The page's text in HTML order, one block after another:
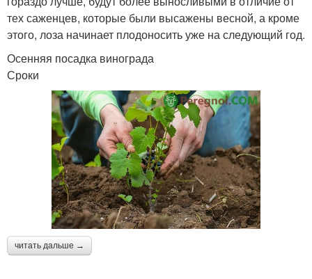
тех саженцев, которые были высажены весной, а кроме
этого, лоза начинает плодоносить уже на следующий год.
Осенняя посадка винограда
Сроки
читать дальше →